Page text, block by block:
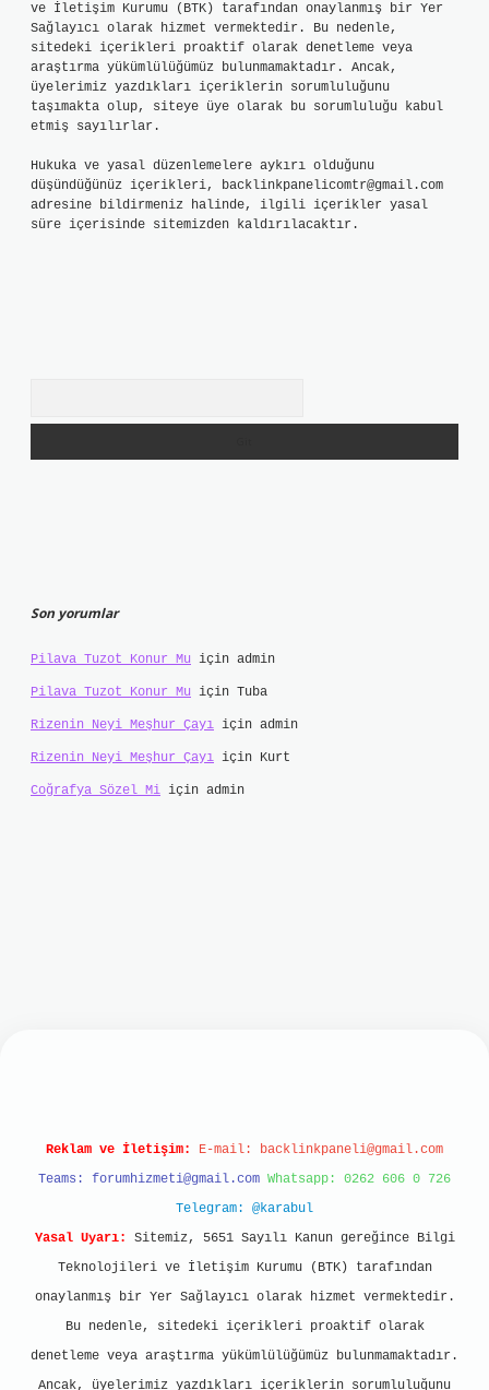
ve İletişim Kurumu (BTK) tarafından onaylanmış bir Yer
Sağlayıcı olarak hizmet vermektedir. Bu nedenle,
sitedeki içerikleri proaktif olarak denetleme veya
araştırma yükümlülüğümüz bulunmamaktadır. Ancak,
üyelerimiz yazdıkları içeriklerin sorumluluğunu
taşımakta olup, siteye üye olarak bu sorumluluğu kabul
etmiş sayılırlar.
Hukuka ve yasal düzenlemelere aykırı olduğunu
düşündüğünüz içerikleri, backlinkpanelicomtr@gmail.com
adresine bildirmeniz halinde, ilgili içerikler yasal
süre içerisinde sitemizden kaldırılacaktır.
Son yorumlar
Pilava Tuzot Konur Mu için admin
Pilava Tuzot Konur Mu için Tuba
Rizenin Neyi Meşhur Çayı için admin
Rizenin Neyi Meşhur Çayı için Kurt
Coğrafya Sözel Mi için admin
Reklam ve İletişim: E-mail: backlinkpaneli@gmail.com
Teams: forumhizmeti@gmail.com Whatsapp: 0262 606 0 726
Telegram: @karabul
Yasal Uyarı:
Sitemiz, 5651 Sayılı Kanun gereğince Bilgi
Teknolojileri ve İletişim Kurumu (BTK) tarafından
onaylanmış bir Yer Sağlayıcı olarak hizmet vermektedir.
Bu nedenle, sitedeki içerikleri proaktif olarak
denetleme veya araştırma yükümlülüğümüz bulunmamaktadır.
Ancak, üyelerimiz yazdıkları içeriklerin sorumluluğunu